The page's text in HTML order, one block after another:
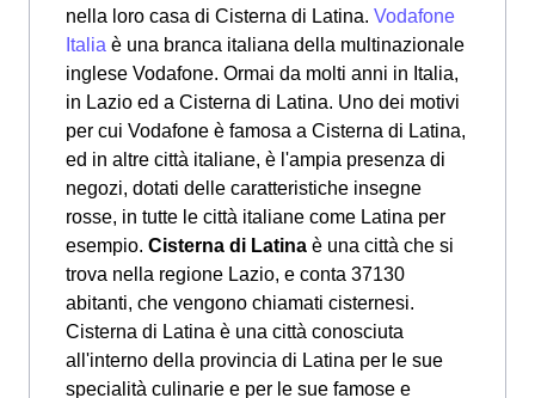
nella loro casa di Cisterna di Latina. Vodafone
Italia è una branca italiana della multinazionale
inglese Vodafone. Ormai da molti anni in Italia,
in Lazio ed a Cisterna di Latina. Uno dei motivi
per cui Vodafone è famosa a Cisterna di Latina,
ed in altre città italiane, è l'ampia presenza di
negozi, dotati delle caratteristiche insegne
rosse, in tutte le città italiane come Latina per
esempio. Cisterna di Latina è una città che si
trova nella regione Lazio, e conta 37130
abitanti, che vengono chiamati cisternesi.
Cisterna di Latina è una città conosciuta
all'interno della provincia di Latina per le sue
specialità culinarie e per le sue famose e